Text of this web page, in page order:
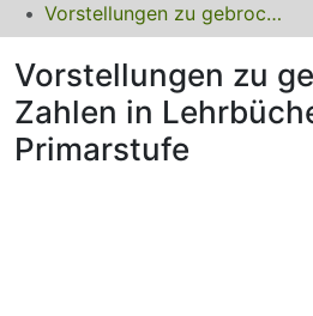
Statistiken
FAQ
Leitlinien
Zurück zur Startseite
Vorstellungen zu gebrochenen Zahlen in Lehrbüchern der Primarstufe
Vorstellungen zu
Zahlen in
Primarstufe